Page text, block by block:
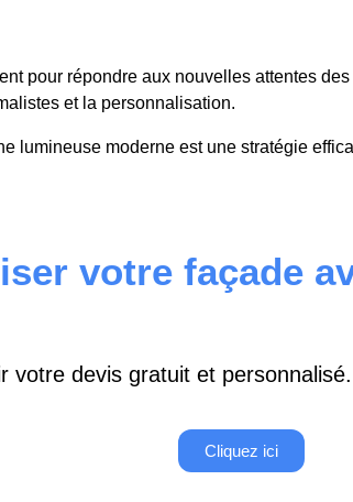
pour répondre aux nouvelles attentes
et la personnalisation.
lumineuse moderne est une stratégie
votre façade
votre devis gratuit et personnalisé.
Cliquez ici